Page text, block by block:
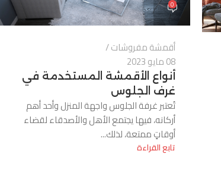
0
أقمشة مفروشات
08 مايو 2023
أنواع الأقمشة المستخدمة في
غرف الجلوس
تُعتبر غرفة الجلوس واجهة المنزل وأحد أهم
أركانه، فيها يجتمع الأهل والأصدقاء لقضاء
أوقاتٍ ممتعة، لذلك...
تابع القراءة